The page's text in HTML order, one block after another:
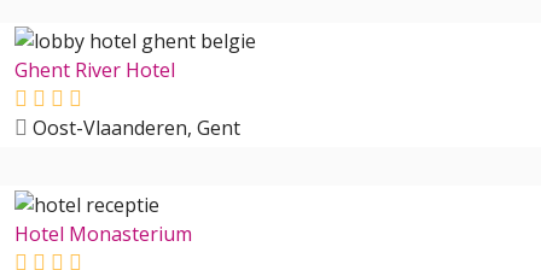
Ghent River Hotel
Oost-Vlaanderen, Gent
Hotel Monasterium